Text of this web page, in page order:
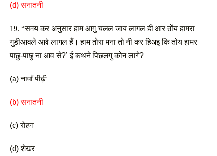
(d) सनातनी
गुडीआवले आवे लागल हैं। हाम तोरा मना तो नी कर हिअइ कि तोय हामर
पाछु-पाछु ना आव से?’ ई कथने पिछलगु कोन लागे?
(a) नावाँ पीढ़ी
(b) सनातनी
(c) रोहन
(d) शेखर